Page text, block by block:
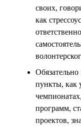
своих,
как
пункты, как
программ,
проектов,